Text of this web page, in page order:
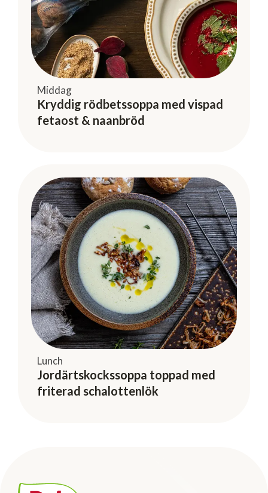
Middag
Kryddig rödbetssoppa med vispad
fetaost & naanbröd
Lunch
Jordärtskockssoppa toppad med
friterad schalottenlök